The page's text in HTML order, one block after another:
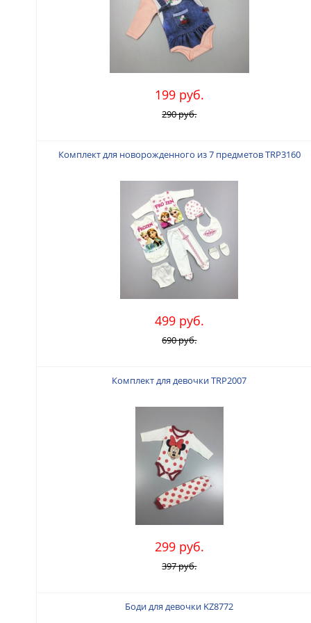
199 руб.
290 руб.
Комплект для новорожденного из 7 предметов TRP3160
499 руб.
690 руб.
Комплект для девочки TRP2007
299 руб.
397 руб.
Боди для девочки KZ8772